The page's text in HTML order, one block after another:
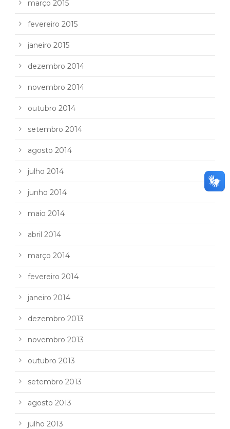
março 2015
fevereiro 2015
janeiro 2015
dezembro 2014
novembro 2014
outubro 2014
setembro 2014
agosto 2014
julho 2014
junho 2014
maio 2014
abril 2014
março 2014
fevereiro 2014
janeiro 2014
dezembro 2013
novembro 2013
outubro 2013
setembro 2013
agosto 2013
julho 2013